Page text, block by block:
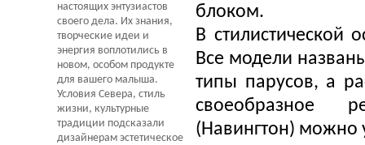
блоком.
В стилистической
Все модели
типы парусов, а
своеобразное
(Навингтон) можно
настоящих энтузиастов
своего дела. Их знания,
творческие идеи и
энергия воплотились в
новом, особом продукте
для вашего малыша.
Условия Севера, стиль
жизни, культурные
традиции подсказали
дизайнерам эстетическое